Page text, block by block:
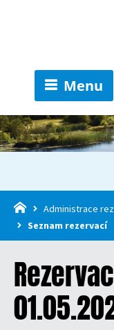
Menu
Administrace
Seznam rezervací